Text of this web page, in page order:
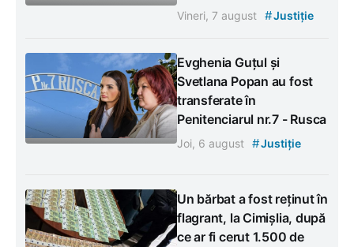
Vineri, 7 august #Justiție
Evghenia Guțul și
Svetlana Popan au fost
transferate în
Penitenciarul nr.7 - Rusca
Joi, 6 august #Justiție
Un bărbat a fost reținut în
flagrant, la Cimișlia, după
ce ar fi cerut 1.500 de